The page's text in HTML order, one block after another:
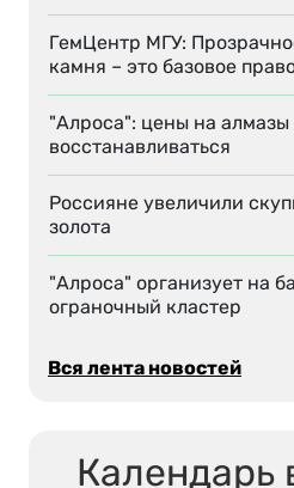
ГемЦентр МГУ:
камня – это базовое
"Алроса": цены на
восстанавливаться
Россияне увеличили
золота
"Алроса" организует на
ограночный кластер
Вся лента новостей
Календарь